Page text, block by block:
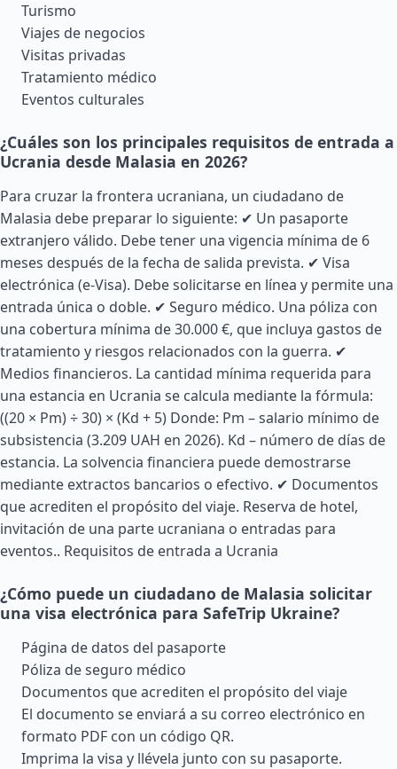
Turismo
Viajes de negocios
Visitas privadas
Tratamiento médico
Eventos culturales
¿Cuáles son los principales requisitos de entrada a
Ucrania desde Malasia en 2026?
Para cruzar la frontera ucraniana, un ciudadano de
Malasia debe preparar lo siguiente: ✔ Un pasaporte
extranjero válido. Debe tener una vigencia mínima de 6
meses después de la fecha de salida prevista. ✔ Visa
electrónica (e-Visa). Debe solicitarse en línea y permite una
entrada única o doble. ✔ Seguro médico. Una póliza con
una cobertura mínima de 30.000 €, que incluya gastos de
tratamiento y riesgos relacionados con la guerra. ✔
Medios financieros. La cantidad mínima requerida para
una estancia en Ucrania se calcula mediante la fórmula:
((20 × Pm) ÷ 30) × (Kd + 5) Donde: Pm – salario mínimo de
subsistencia (3.209 UAH en 2026). Kd – número de días de
estancia. La solvencia financiera puede demostrarse
mediante extractos bancarios o efectivo. ✔ Documentos
que acrediten el propósito del viaje. Reserva de hotel,
invitación de una parte ucraniana o entradas para
eventos.. Requisitos de entrada a Ucrania
¿Cómo puede un ciudadano de Malasia solicitar
una visa electrónica para SafeTrip Ukraine?
Página de datos del pasaporte
Póliza de seguro médico
Documentos que acrediten el propósito del viaje
El documento se enviará a su correo electrónico en
formato PDF con un código QR.
Imprima la visa y llévela junto con su pasaporte.